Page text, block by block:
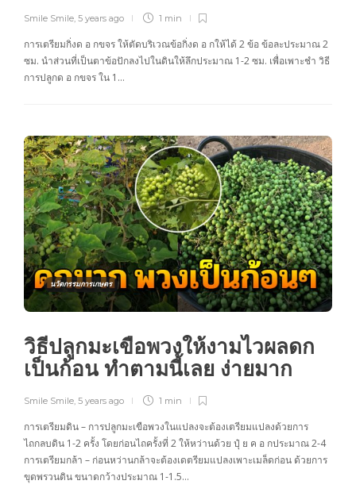
Smile Smile 5 years ago 1 min
การเตรียมกิ่งด อ กขจร ให้ตัดบริเวณข้อกิ่งด อ กให้ได้ 2 ข้อ ข้อละประมาณ 2
ซม. นำส่วนที่เป็นตาข้อปักลงไปในดินให้ลึกประมาณ 1-2 ซม. เพื่อเพาะชำ วิธี
การปลูกด อ กขจร ใน 1…
นวัตกรรมการเกษตร
วิธีปลูกมะเขือพวงให้งามไวผลดก
เป็นก้อน ทำตามนี้เลย ง่ายมาก
Smile Smile 5 years ago 1 min
การเตรียมดิน – การปลูกมะเขือพวงในแปลงจะต้องเตรียมแปลงด้วยการ
ไถกลบดิน 1-2 ครั้ง โดยก่อนไถครั้งที่ 2 ให้หว่านด้วย ปุ๋ ย ค อ กประมาณ 2-4
การเตรียมกล้า – ก่อนหว่านกล้าจะต้องเดตรียมแปลงเพาะเมล็ดก่อน ด้วยการ
ขุดพรวนดิน ขนาดกว้างประมาณ 1-1.5…